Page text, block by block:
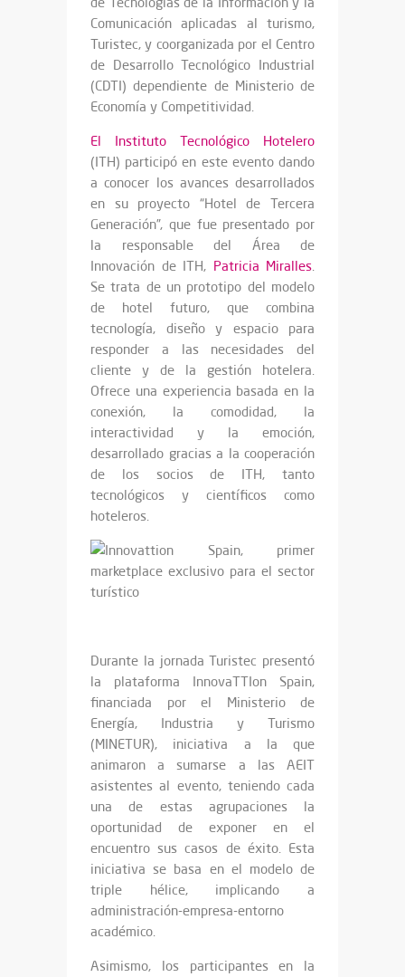
Comunicación aplicadas al turismo,
Turistec, y coorganizada por el Centro
de Desarrollo Tecnológico Industrial
(CDTI) dependiente de Ministerio de
Economía y Competitividad.
El Instituto Tecnológico Hotelero
(ITH) participó en este evento dando
a conocer los avances desarrollados
en su proyecto “Hotel de Tercera
Generación”, que fue presentado por
la responsable del Área de
Innovación de ITH, Patricia Miralles.
Se trata de un prototipo del modelo
de hotel futuro, que combina
tecnología, diseño y espacio para
responder a las necesidades del
cliente y de la gestión hotelera.
Ofrece una experiencia basada en la
conexión, la comodidad, la
interactividad y la emoción,
desarrollado gracias a la cooperación
de los socios de ITH, tanto
tecnológicos y científicos como
hoteleros.
Durante la jornada Turistec presentó
la plataforma InnovaTTIon Spain,
financiada por el Ministerio de
Energía, Industria y Turismo
(MINETUR), iniciativa a la que
animaron a sumarse a las AEIT
asistentes al evento, teniendo cada
una de estas agrupaciones la
oportunidad de exponer en el
encuentro sus casos de éxito. Esta
iniciativa se basa en el modelo de
triple hélice, implicando a
administración-empresa-entorno
académico.
Asimismo, los participantes en la